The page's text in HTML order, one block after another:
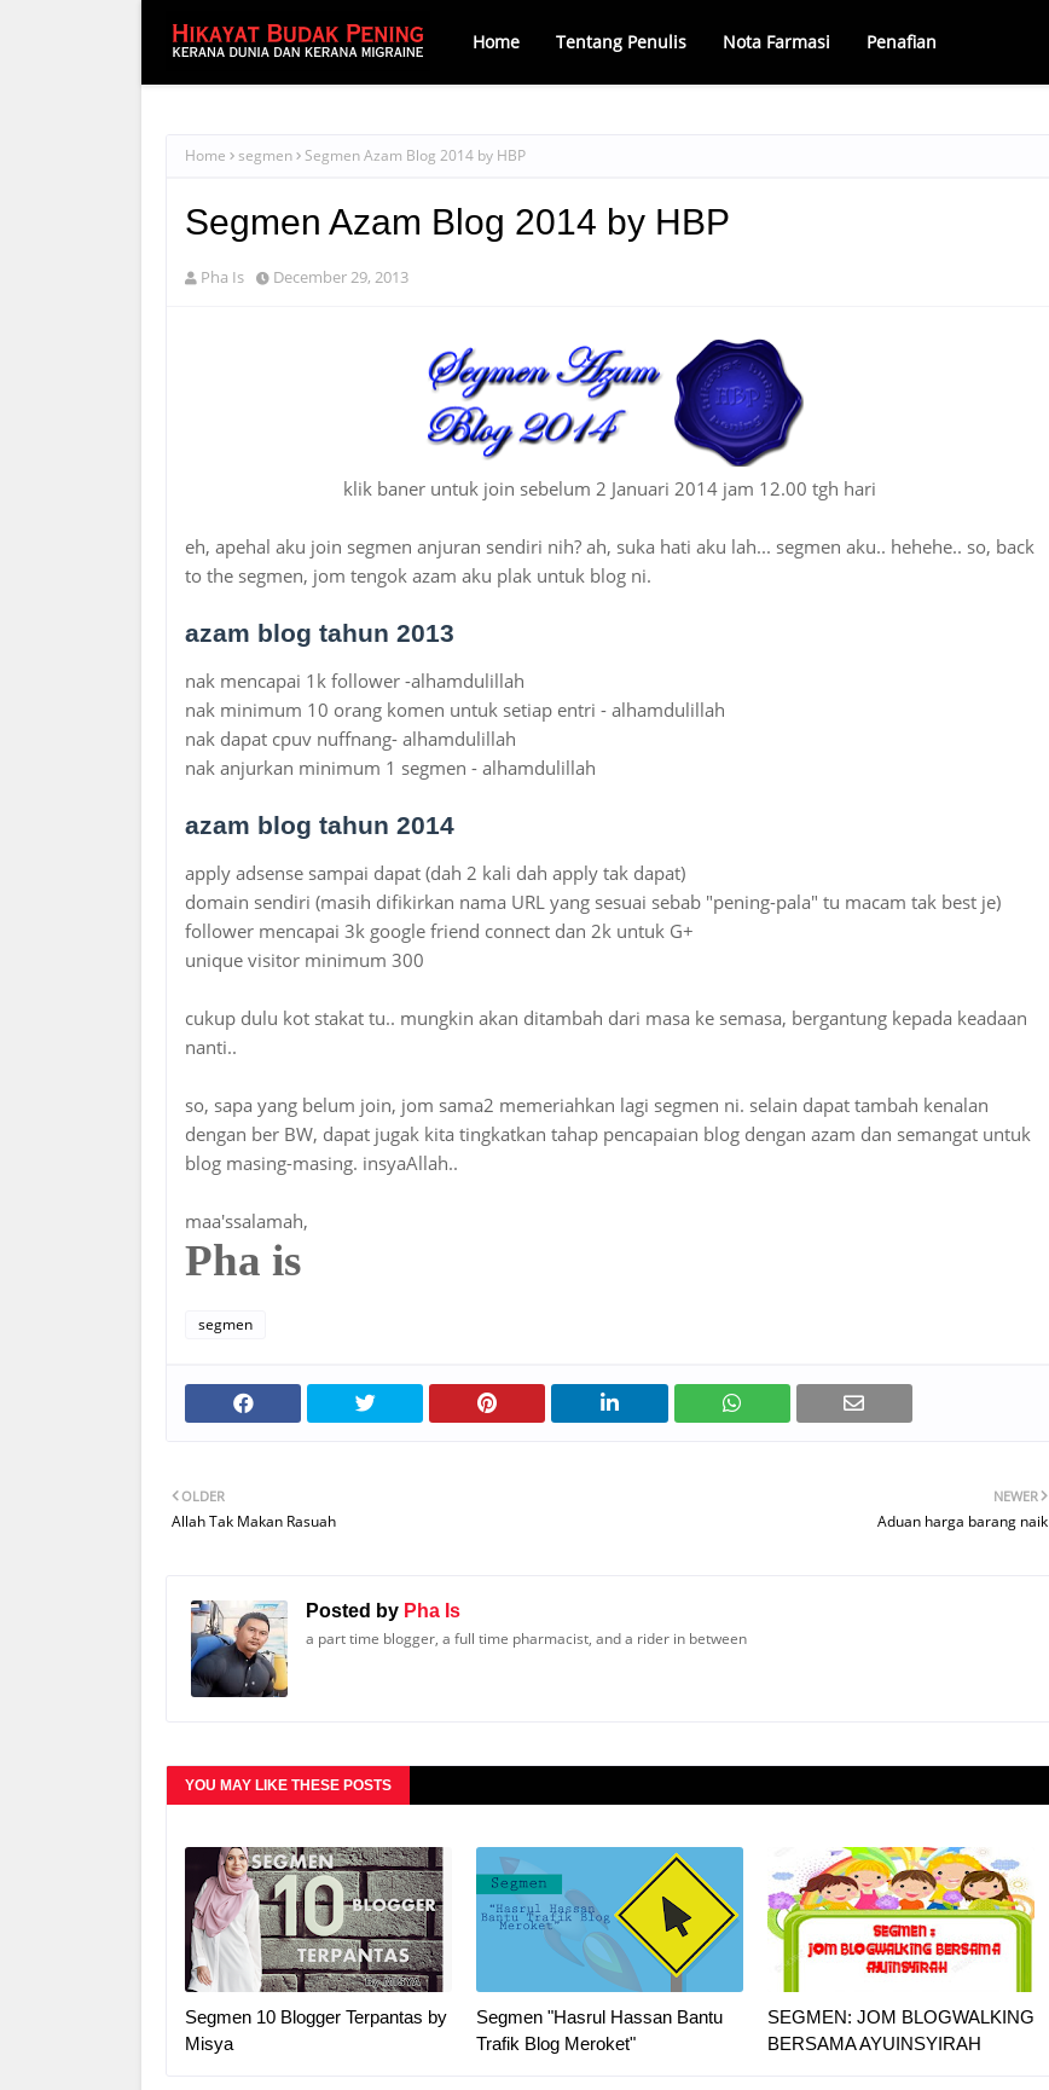
Home Tentang Penulis Nota Farmasi Penafian
Home segmen Segmen Azam Blog 2014 by HBP
Segmen Azam Blog 2014 by HBP
Pha Is December 29, 2013
klik baner untuk join sebelum 2 Januari 2014 jam 12.00 tgh hari
eh, apehal aku join segmen anjuran sendiri nih? ah, suka hati aku lah... segmen aku.. hehehe.. so, back
to the segmen, jom tengok azam aku plak untuk blog ni.
azam blog tahun 2013
nak mencapai 1k follower -alhamdulillah
nak minimum 10 orang komen untuk setiap entri - alhamdulillah
nak dapat cpuv nuffnang- alhamdulillah
nak anjurkan minimum 1 segmen - alhamdulillah
azam blog tahun 2014
apply adsense sampai dapat (dah 2 kali dah apply tak dapat)
domain sendiri (masih difikirkan nama URL yang sesuai sebab "pening-pala" tu macam tak best je)
follower mencapai 3k google friend connect dan 2k untuk G+
unique visitor minimum 300
cukup dulu kot stakat tu.. mungkin akan ditambah dari masa ke semasa, bergantung kepada keadaan
nanti..
so, sapa yang belum join, jom sama2 memeriahkan lagi segmen ni. selain dapat tambah kenalan
dengan ber BW, dapat jugak kita tingkatkan tahap pencapaian blog dengan azam dan semangat untuk
blog masing-masing. insyaAllah..
maa'ssalamah,
Pha is
segmen
NEWER
Aduan harga barang naik
OLDER
Allah Tak Makan Rasuah
Posted by Pha Is
a part time blogger, a full time pharmacist, and a rider in between
YOU MAY LIKE THESE POSTS
Segmen 10 Blogger Terpantas by
Misya
Segmen "Hasrul Hassan Bantu
Trafik Blog Meroket"
SEGMEN: JOM BLOGWALKING
BERSAMA AYUINSYIRAH